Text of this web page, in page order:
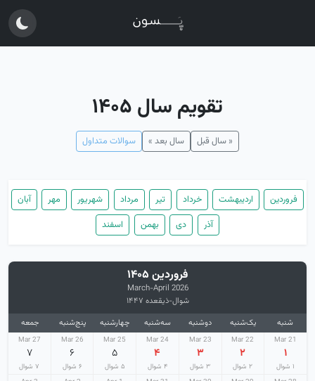
تقویم سال ۱۴۰۵
« سال قبل سال بعد » سوالات متداول
فروردین اردیبهشت خرداد تیر مرداد شهریور مهر
آبان
آذر
دی بهمن اسفند
فروردین ۱۴۰۵
March-April 2026
شوال-ذیقعده ۱۴۴۷
شنبه یک‌شنبه دوشنبه سه‌شنبه چهارشنبه پنج‌شنبه جمعه
21 Mar
۱
۱ شوال
22 Mar
۲
۲ شوال
23 Mar
۳
۳ شوال
24 Mar
۴
۴ شوال
25 Mar
۵
۵ شوال
26 Mar
۶
۶ شوال
27 Mar
۷
۷ شوال